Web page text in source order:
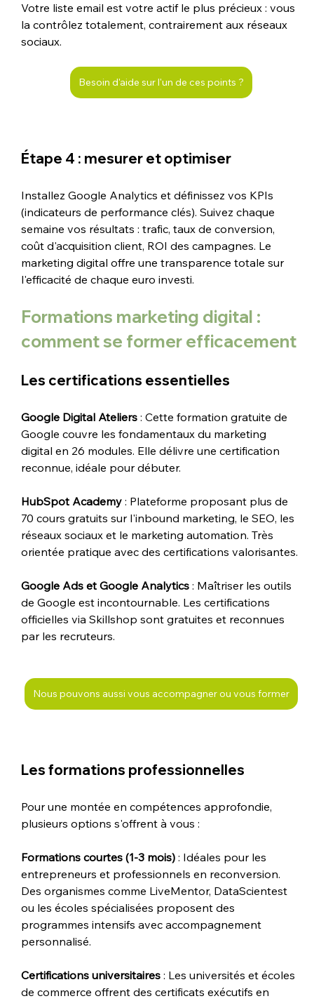
Votre liste email est votre actif le plus précieux : vous
la contrôlez totalement, contrairement aux réseaux
sociaux.
Besoin d'aide sur l'un de ces points ?
Étape 4 : mesurer et optimiser
Installez Google Analytics et définissez vos KPIs
(indicateurs de performance clés). Suivez chaque
semaine vos résultats : trafic, taux de conversion,
coût d'acquisition client, ROI des campagnes. Le
marketing digital offre une transparence totale sur
l'efficacité de chaque euro investi.
Formations marketing digital :
comment se former efficacement
Les certifications essentielles
Google Digital Ateliers : Cette formation gratuite de
Google couvre les fondamentaux du marketing
digital en 26 modules. Elle délivre une certification
reconnue, idéale pour débuter.
HubSpot Academy : Plateforme proposant plus de
70 cours gratuits sur l'inbound marketing, le SEO, les
réseaux sociaux et le marketing automation. Très
orientée pratique avec des certifications valorisantes.
Google Ads et Google Analytics : Maîtriser les outils
de Google est incontournable. Les certifications
officielles via Skillshop sont gratuites et reconnues
par les recruteurs.
Nous pouvons aussi vous accompagner ou vous former
Les formations professionnelles
Pour une montée en compétences approfondie,
plusieurs options s'offrent à vous :
Formations courtes (1-3 mois) : Idéales pour les
entrepreneurs et professionnels en reconversion.
Des organismes comme LiveMentor, DataScientest
ou les écoles spécialisées proposent des
programmes intensifs avec accompagnement
personnalisé.
Certifications universitaires : Les universités et écoles
de commerce offrent des certificats exécutifs en